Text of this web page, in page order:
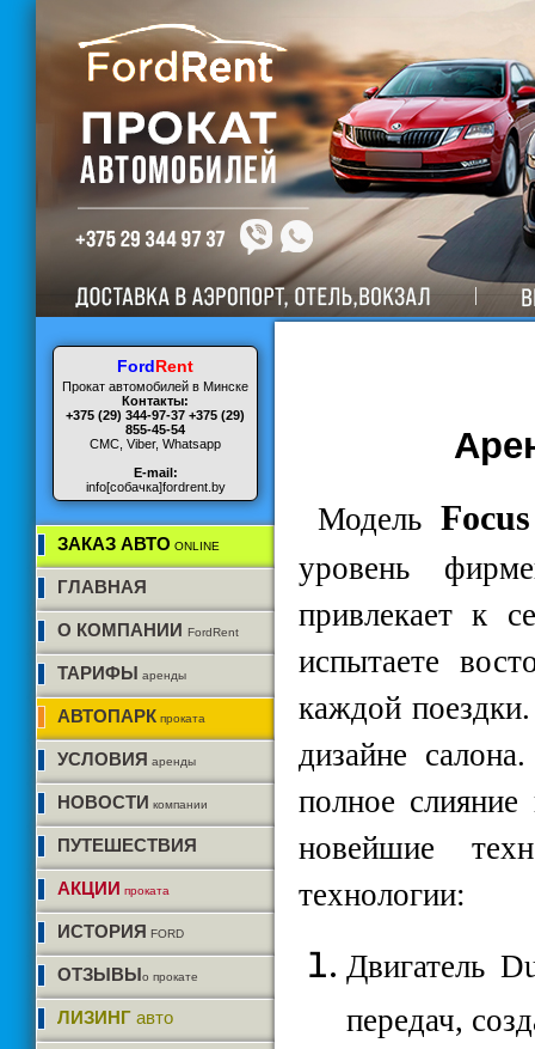
FordRent
Прокат автомобилей в Минске
Контакты:
+375 (29) 344-97-37 +375 (29)
855-45-54
СМС, Viber, Whatsapp
E-mail:
info[собачка]fordrent.by
ЗАКАЗ АВТО ONLINE
ГЛАВНАЯ
О КОМПАНИИ FordRent
ТАРИФЫ аренды
АВТОПАРК проката
УСЛОВИЯ аренды
НОВОСТИ компании
ПУТЕШЕСТВИЯ
АКЦИИ проката
ИСТОРИЯ FORD
ОТЗЫВЫо прокате
ЛИЗИНГ авто
Модель
уровень
привлекает к
испытаете
каждой
дизайне
полное
новейшие
технологии:
Двигатель
передач,